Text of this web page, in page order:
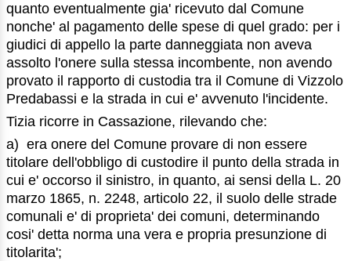
quanto eventualmente gia' ricevuto dal Comune
nonche' al pagamento delle spese di quel grado: per i
giudici di appello la parte danneggiata non aveva
assolto l'onere sulla stessa incombente, non avendo
provato il rapporto di custodia tra il Comune di Vizzolo
Predabassi e la strada in cui e' avvenuto l'incidente.
Tizia ricorre in Cassazione, rilevando che:
a) era onere del Comune provare di non essere
titolare dell'obbligo di custodire il punto della strada in
cui e' occorso il sinistro, in quanto, ai sensi della L. 20
marzo 1865, n. 2248, articolo 22, il suolo delle strade
comunali e' di proprieta' dei comuni, determinando
cosi' detta norma una vera e propria presunzione di
titolarita';